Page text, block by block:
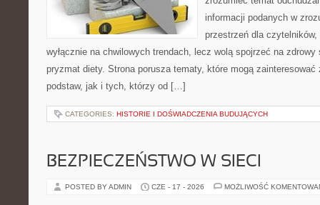
informacji podanych w
przestrzeń dla
wyłącznie na chwilowych trendach, lecz wolą spojrzeć na
pryzmat diety. Strona porusza tematy, które mogą
podstaw, jak i tych, którzy od […]
CATEGORIES: HISTORIE I DOŚWIADCZENIA BUDUJĄCYCH
BEZPIECZEŃSTWO W SIECI
POSTED BY ADMIN CZE - 17 - 2026 MOŻLIWOŚĆ